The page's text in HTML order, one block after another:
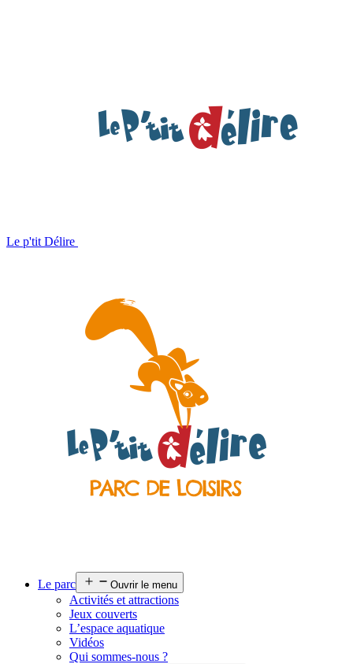
Le p'tit Délire
Le parc Ouvrir le menu
Activités et attractions
Jeux couverts
L’espace aquatique
Vidéos
Qui sommes-nous ?